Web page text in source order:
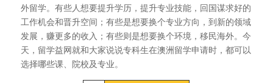
外留学。有些人想要提升学历，提升专业技能，回国谋求好的
工作机会和晋升空间；有些是想要换个专业方向，到新的领域
发展，赚更多的收入；有些则是想要换个环境，移民海外。今
天，留学益网就和大家说说专科生在澳洲留学申请时，都可以
选择哪些课、院校及专业。